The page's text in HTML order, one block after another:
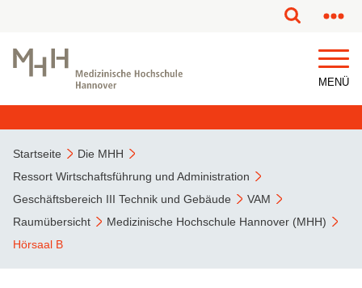
MENÜ
Startseite
Die MHH
Ressort Wirtschaftsführung und Administration
Geschäftsbereich III Technik und Gebäude
VAM
Raumübersicht
Medizinische Hochschule Hannover (MHH)
Hörsaal B